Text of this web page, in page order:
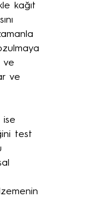
kağıt
ve
ve
ise
test